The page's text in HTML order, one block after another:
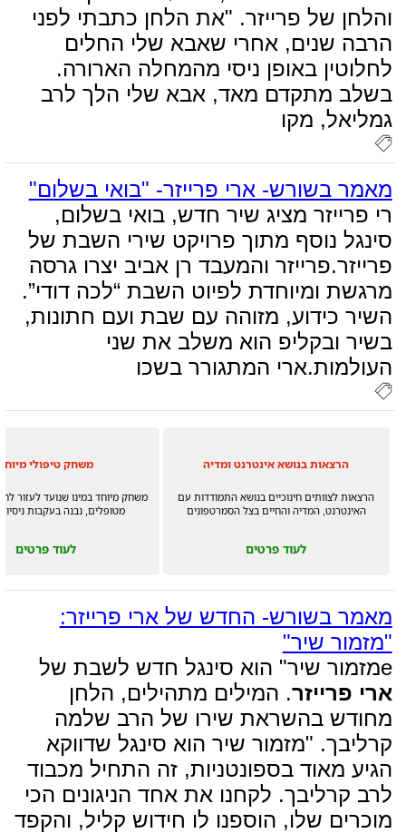
והלחן של פרייזר. "את הלחן כתבתי לפני
הרבה שנים, אחרי שאבא שלי החלים
לחלוטין באופן ניסי מהמחלה הארורה.
בשלב מתקדם מאד, אבא שלי הלך לרב
גמליאל, מקו
מאמר בשורש- ארי פרייזר- "בואי בשלום"
רי פרייזר מציג שיר חדש, בואי בשלום,
סינגל נוסף מתוך פרויקט שירי השבת של
פרייזר.פרייזר והמעבד רן אביב יצרו גרסה
מרגשת ומיוחדת לפיוט השבת “לכה דודי”.
השיר כידוע, מזוהה עם שבת ועם חתונות,
בשיר ובקליפ הוא משלב את שני
העולמות.ארי המתגורר בשכו
הרצאות בנושא אינטרנט ומדיה
הרצאות לצוותים חינוכיים בנושא התמודדות עם
האינטרנט, המדיה והחיים בצל הסמרטפונים
לעוד פרטים
משחק טיפולי
משחק מיוחד במינו שנועד לעזור
מטופלים, נבנה בעקבות
לעוד פרטים
מאמר בשורש- החדש של ארי פרייזר:
"מזמור שיר"
eמזמור שיר" הוא סינגל חדש לשבת של
ארי פרייזר. המילים מתהילים, הלחן
מחודש בהשראת שירו של הרב שלמה
קרליבך. "מזמור שיר הוא סינגל שדווקא
הגיע מאוד בספונטניות, זה התחיל מכבוד
לרב קרליבך. לקחנו את אחד הניגונים הכי
מוכרים שלו, הוספנו לו חידוש קליל, והקפד